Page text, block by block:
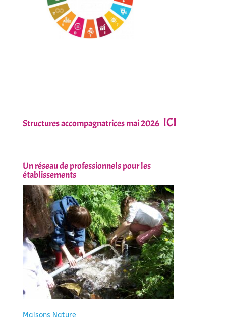
Structures accompagnatrices mai 2026 ICI
Un réseau de professionnels pour les
établissements
Maisons Nature